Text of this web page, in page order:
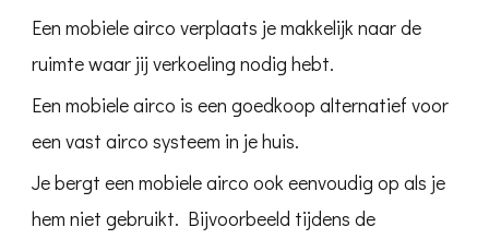
Een mobiele airco verplaats je makkelijk naar de
ruimte waar jij verkoeling nodig hebt.
Een mobiele airco is een goedkoop alternatief voor
een vast airco systeem in je huis.
Je bergt een mobiele airco ook eenvoudig op als je
hem niet gebruikt. Bijvoorbeeld tijdens de